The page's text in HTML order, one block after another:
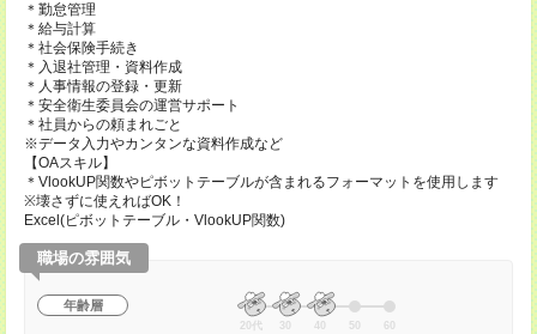
＊勤怠管理
＊給与計算
＊社会保険手続き
＊入退社管理・資料作成
＊人事情報の登録・更新
＊安全衛生委員会の運営サポート
＊社員からの頼まれごと
※データ入力やカンタンな資料作成など
【OAスキル】
＊VlookUP関数やピボットテーブルが含まれるフォーマットを使用します
※壊さずに使えればOK！
Excel(ピボットテーブル・VlookUP関数)
職場の雰囲気
年齢層
20代 30 40 50 60